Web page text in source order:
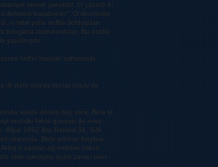
etmək gərəkdir. O yazırdı ki
dirhəmə bərabərdir". O dövrlərdə
o təbii yolla neftlə dolduqdan
tuluglara doldururdular. Bu üsülla
neftin hasilatı sahəsində
ilk dəfə olaraq buruq üsulu ilə
əsaslı dönüş baş verir. Belə ki
muzdlu fəhlə qüvvəsi ilə əvəz
Əğər 1862 ildə Bakıda 34, 926
olunurdu. Belə artımın başlıca
o zaman ağ neftdən təkcə
olan sənayəsi üçün zəruri olan